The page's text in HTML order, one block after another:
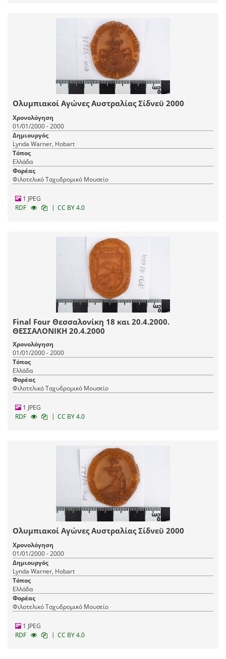
Ολυμπιακοί Αγώνες Αυστραλίας Σίδνεϋ 2000
Χρονολόγηση
01/01/2000 - 2000
Δημιουργός
Lynda Warner, Hobart
Τόπος
Ελλάδα
Φορέας
Φιλοτελικό Ταχυδρομικό Μουσείο
1 JPEG
RDF
| CC BY 4.0
Final Four Θεσσαλονίκη 18 και 20.4.2000.
ΘΕΣΣΑΛΟΝΙΚΗ 20.4.2000
Χρονολόγηση
01/01/2000 - 2000
Τόπος
Ελλάδα
Φορέας
Φιλοτελικό Ταχυδρομικό Μουσείο
1 JPEG
RDF
| CC BY 4.0
Ολυμπιακοί Αγώνες Αυστραλίας Σίδνεϋ 2000
Χρονολόγηση
01/01/2000 - 2000
Δημιουργός
Lynda Warner, Hobart
Τόπος
Ελλάδα
Φορέας
Φιλοτελικό Ταχυδρομικό Μουσείο
1 JPEG
RDF
| CC BY 4.0